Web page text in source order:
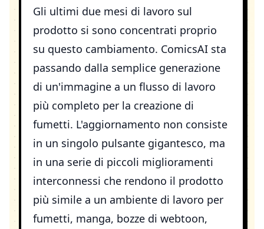
Gli ultimi due mesi di lavoro sul
prodotto si sono concentrati proprio
su questo cambiamento. ComicsAI sta
passando dalla semplice generazione
di un'immagine a un flusso di lavoro
più completo per la creazione di
fumetti. L'aggiornamento non consiste
in un singolo pulsante gigantesco, ma
in una serie di piccoli miglioramenti
interconnessi che rendono il prodotto
più simile a un ambiente di lavoro per
fumetti, manga, bozze di webtoon,